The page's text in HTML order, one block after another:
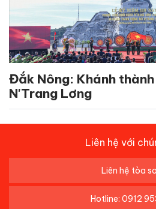
Đắk Nông: Khánh
N'Trang Lơng
Liên hệ với
Liên hệ tòa
Hotline: 0912